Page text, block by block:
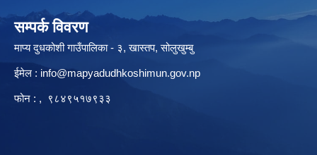
सम्पर्क विवरण
माप्य दुधकोशी गाउँपालिका - ३, खास्तप, सोलुखुम्बु
ईमेल : info@mapyadudhkoshimun.gov.np
फोन : , ९८४९५१७९३३